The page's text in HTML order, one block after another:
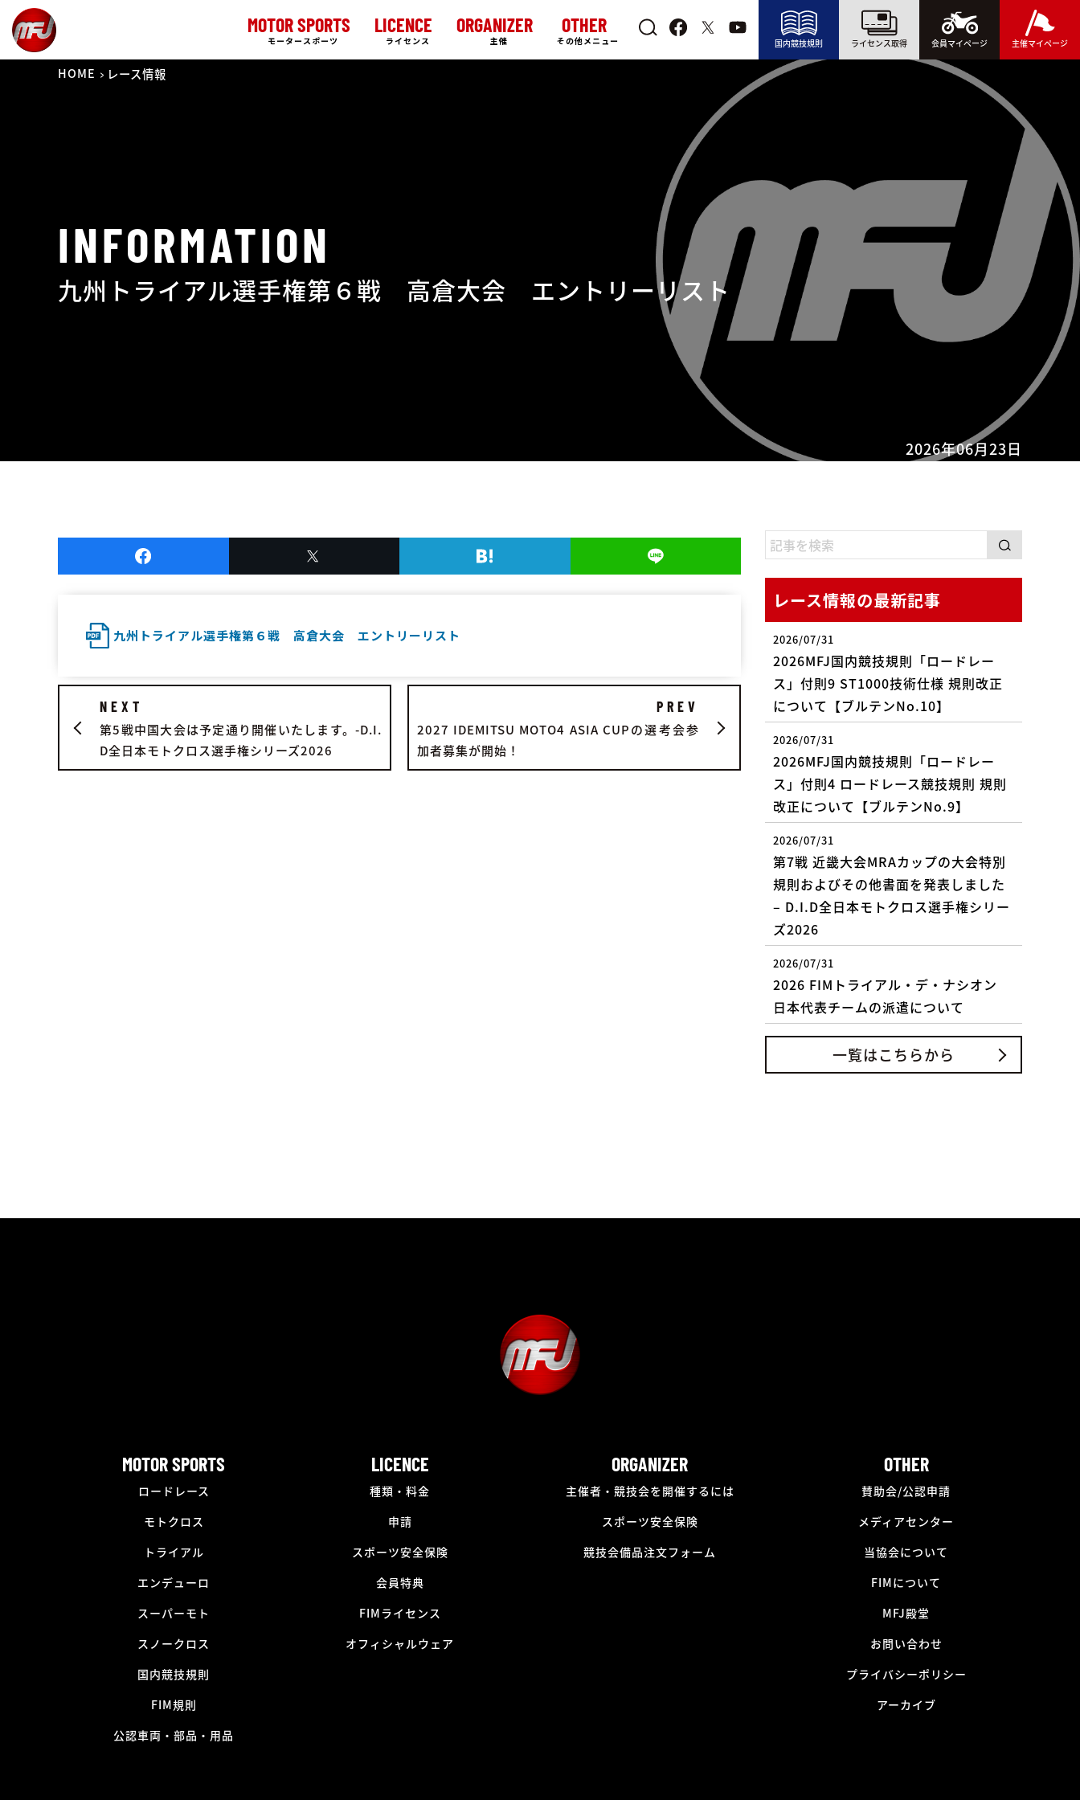
MOTOR SPORTS
モータースポーツ
LICENCE
ライセンス
ORGANIZER
主催
OTHER
その他メニュー 国内競技規則 ライセンス取得 会員マイページ 主催マイページ
HOME レース情報
INFORMATION
九州トライアル選手権第６戦 高倉大会 エントリーリスト
2026年06月23日
九州トライアル選手権第６戦 高倉大会 エントリーリスト
NEXT
第5戦中国大会は予定通り開催いたします。-D.I.
D全日本モトクロス選手権シリーズ2026
PREV
2027 IDEMITSU MOTO4 ASIA CUPの選考会参
加者募集が開始！
レース情報の最新記事
2026/07/31
2026MFJ国内競技規則「ロードレー
ス」付則9 ST1000技術仕様 規則改正
について【ブルテンNo.10】
2026/07/31
2026MFJ国内競技規則「ロードレー
ス」付則4 ロードレース競技規則 規則
改正について【ブルテンNo.9】
2026/07/31
第7戦 近畿大会MRAカップの大会特別
規則およびその他書面を発表しました
– D.I.D全日本モトクロス選手権シリー
ズ2026
2026/07/31
2026 FIMトライアル・デ・ナシオン
日本代表チームの派遣について
一覧はこちらから
MOTOR SPORTS
ロードレース
モトクロス
トライアル
エンデューロ
スーパーモト
スノークロス
国内競技規則
FIM規則
公認車両・部品・用品
LICENCE
種類・料金
申請
スポーツ安全保険
会員特典
FIMライセンス
オフィシャルウェア
ORGANIZER
主催者・競技会を開催するには
スポーツ安全保険
競技会備品注文フォーム
OTHER
賛助会/公認申請
メディアセンター
当協会について
FIMについて
MFJ殿堂
お問い合わせ
プライバシーポリシー
アーカイブ